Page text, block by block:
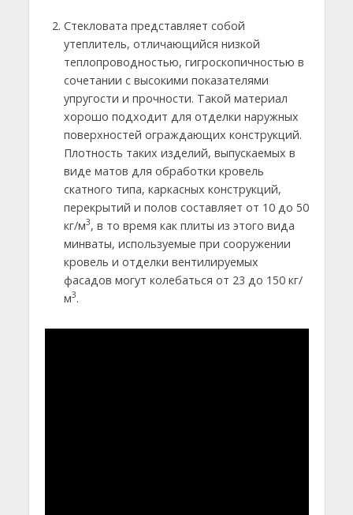
Стекловата представляет собой
утеплитель, отличающийся низкой
теплопроводностью, гигроскопичностью в
сочетании с высокими показателями
упругости и прочности. Такой материал
хорошо подходит для отделки наружных
поверхностей ограждающих конструкций.
Плотность таких изделий, выпускаемых в
виде матов для обработки кровель
скатного типа, каркасных конструкций,
перекрытий и полов составляет от 10 до 50
кг/м3, в то время как плиты из этого вида
минваты, используемые при сооружении
кровель и отделки вентилируемых
фасадов могут колебаться от 23 до 150 кг/
м3.